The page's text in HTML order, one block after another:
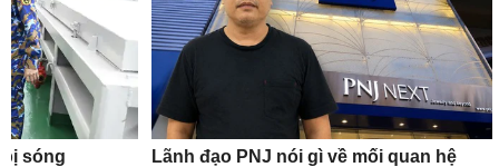
sóng
Lãnh đạo PNJ nói gì về mối quan hệ